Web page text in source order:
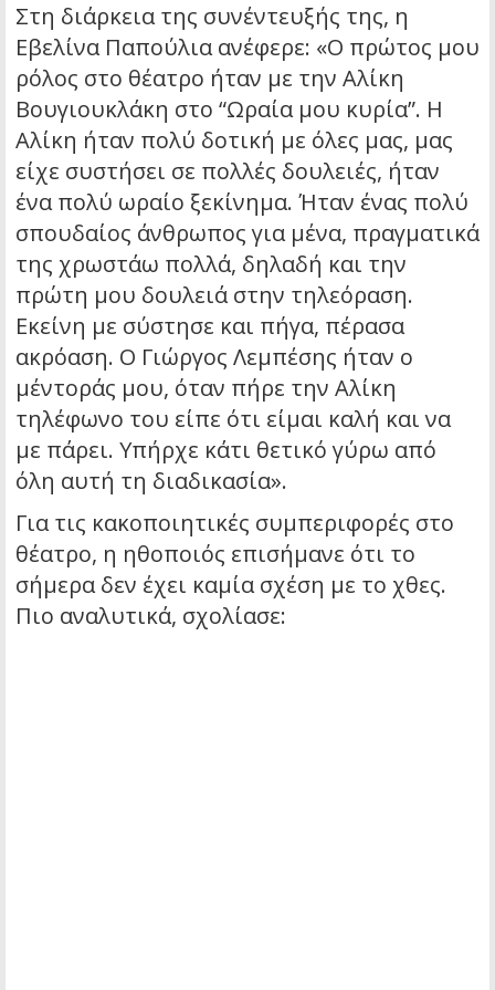
Στη διάρκεια της συνέντευξής της, η
Εβελίνα Παπούλια ανέφερε: «Ο πρώτος μου
ρόλος στο θέατρο ήταν με την Αλίκη
Βουγιουκλάκη στο “Ωραία μου κυρία”. Η
Αλίκη ήταν πολύ δοτική με όλες μας, μας
είχε συστήσει σε πολλές δουλειές, ήταν
ένα πολύ ωραίο ξεκίνημα. Ήταν ένας πολύ
σπουδαίος άνθρωπος για μένα, πραγματικά
της χρωστάω πολλά, δηλαδή και την
πρώτη μου δουλειά στην τηλεόραση.
Εκείνη με σύστησε και πήγα, πέρασα
ακρόαση. Ο Γιώργος Λεμπέσης ήταν ο
μέντοράς μου, όταν πήρε την Αλίκη
τηλέφωνο του είπε ότι είμαι καλή και να
με πάρει. Υπήρχε κάτι θετικό γύρω από
όλη αυτή τη διαδικασία».
Για τις κακοποιητικές συμπεριφορές στο
θέατρο, η ηθοποιός επισήμανε ότι το
σήμερα δεν έχει καμία σχέση με το χθες.
Πιο αναλυτικά, σχολίασε: